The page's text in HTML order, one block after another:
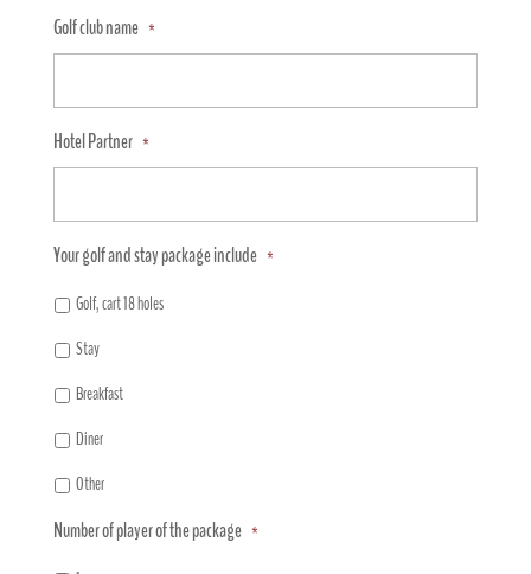
Golf club name *
Hotel Partner *
Your golf and stay package include *
Golf, cart 18 holes
Stay
Breakfast
Diner
Other
Number of player of the package *